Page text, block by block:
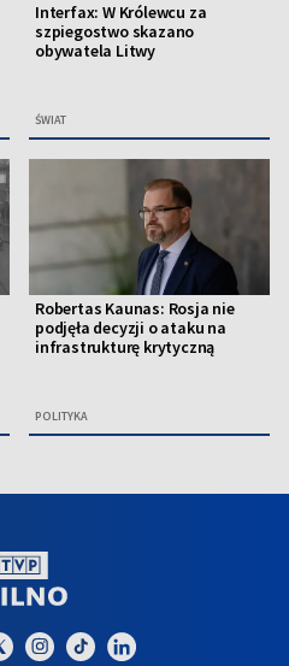
Interfax: W Królewcu za
szpiegostwo skazano
obywatela Litwy
ŚWIAT
Robertas Kaunas: Rosja nie
podjęła decyzji o ataku na
infrastrukturę krytyczną
POLITYKA